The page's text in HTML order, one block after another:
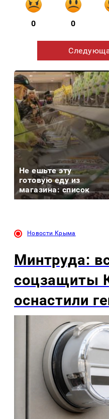
0 0
Не ешьте эту
готовую еду из
магазина: список
Новости Крыма
Минтруда:
соцзащиты
оснастили